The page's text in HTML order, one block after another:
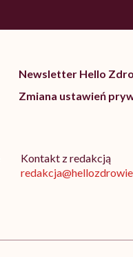
Newsletter Hello
Zmiana ustawień
Kontakt z redakcją